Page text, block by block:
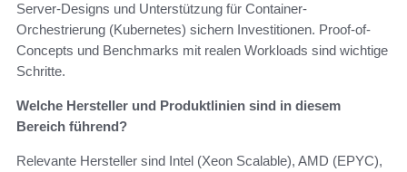
Server-Designs und Unterstützung für Container-
Orchestrierung (Kubernetes) sichern Investitionen. Proof-of-
Concepts und Benchmarks mit realen Workloads sind wichtige
Schritte.
Welche Hersteller und Produktlinien sind in diesem
Bereich führend?
Relevante Hersteller sind Intel (Xeon Scalable), AMD (EPYC),